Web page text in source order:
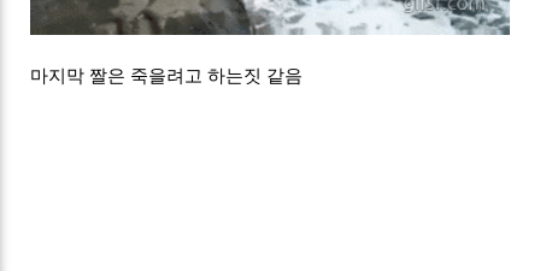
마지막 짤은 죽을려고 하는짓 같음